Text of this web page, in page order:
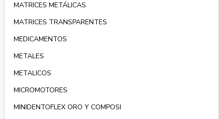
MATRICES METÁLICAS
MATRICES TRANSPARENTES
MEDICAMENTOS
METALES
METALICOS
MICROMOTORES
MINIDENTOFLEX ORO Y COMPOSI